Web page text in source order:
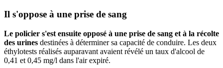
Il s'oppose à une prise de sang
Le policier s'est ensuite opposé à une prise de sang et à la récolte
des urines destinées à déterminer sa capacité de conduire. Les deux
éthylotests réalisés auparavant avaient révélé un taux d'alcool de
0,41 et 0,45 mg/l dans l'air expiré.